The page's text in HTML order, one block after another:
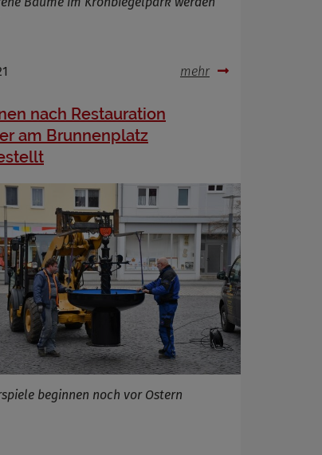
mehr
nach Restauration
am Brunnenplatz
beginnen noch vor Ostern